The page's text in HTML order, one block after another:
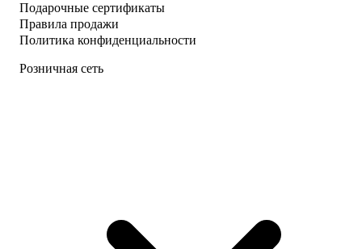
Подарочные сертификаты
Правила продажи
Политика конфиденциальности
Розничная сеть